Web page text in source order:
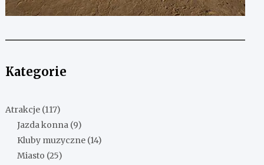
Kategorie
Atrakcje (117)
Jazda konna (9)
Kluby muzyczne (14)
Miasto (25)